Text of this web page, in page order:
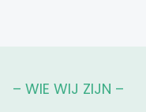
– WIE WIJ ZIJN –